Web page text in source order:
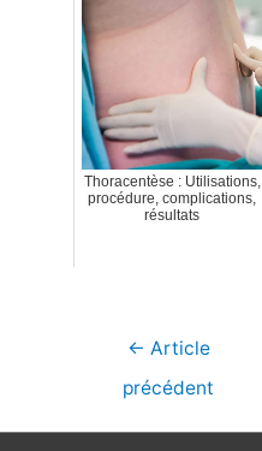
Thoracentèse : Utilisations,
procédure, complications,
résultats
Navigation
← Article
précédent